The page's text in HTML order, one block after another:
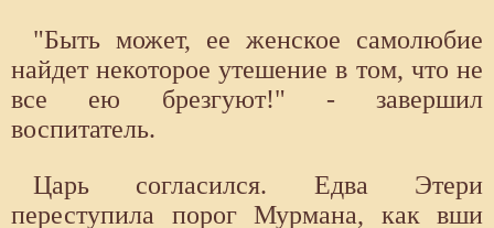
"Быть может, ее женское самолюбие
найдет некоторое утешение в том, что не
все ею брезгуют!" - завершил
воспитатель.
Царь согласился. Едва Этери
переступила порог Мурмана, как вши